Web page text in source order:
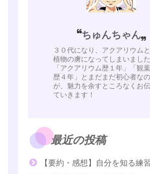
ちゅんちゃん
３０代になり、アクアリウム
植物の虜になってしまいました
「アクアリウム歴１年」「観
歴４年」とまだまだ初心者な
が、魅力を余すところなくお
ていきます！
最近の投稿
【要約・感想】自分を知る練